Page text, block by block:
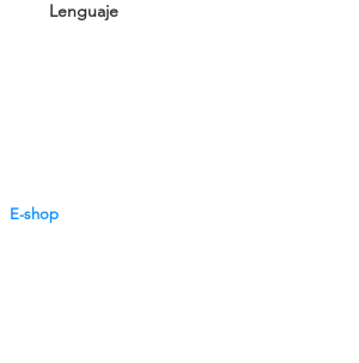
Lenguaje
E-shop